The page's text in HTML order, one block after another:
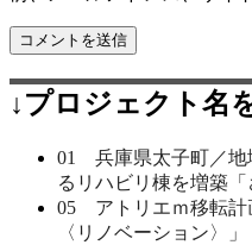
↓プロジェクト名
01 兵庫県太子町／地
るリハビリ棟を増築「
05 アトリエｍ移転計
〈リノベーション〉」